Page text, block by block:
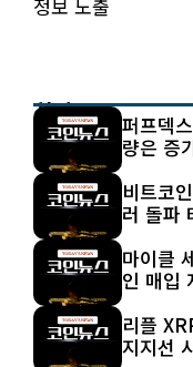
정보 노출
최신 글
퍼프덱
량은 증
비트코
러 돌파
마이클
인 매입
리플
지지선